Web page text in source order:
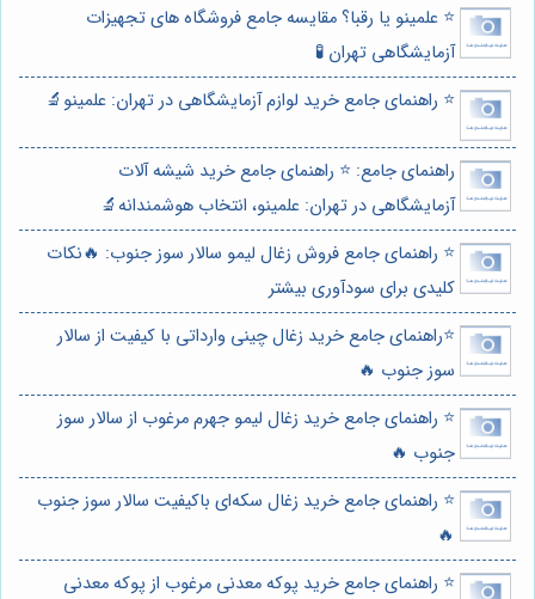
⭐️ علمینو یا رقبا؟ مقایسه جامع فروشگاه های تجهیزات
آزمایشگاهی تهران 🧪
⭐️ راهنمای جامع خرید لوازم آزمایشگاهی در تهران: علمینو🔬
راهنمای جامع: ⭐️ راهنمای جامع خرید شیشه آلات
آزمایشگاهی در تهران: علمینو، انتخاب هوشمندانه🔬
⭐️ راهنمای جامع فروش زغال لیمو سالار سوز جنوب: 🔥نکات
کلیدی برای سودآوری بیشتر
⭐️راهنمای جامع خرید زغال چینی وارداتی با کیفیت از سالار
سوز جنوب 🔥
⭐️ راهنمای جامع خرید زغال لیمو جهرم مرغوب از سالار سوز
جنوب 🔥
⭐️ راهنمای جامع خرید زغال سکه‌ای باکیفیت سالار سوز جنوب
🔥
⭐️ راهنمای جامع خرید پوکه معدنی مرغوب از پوکه معدنی